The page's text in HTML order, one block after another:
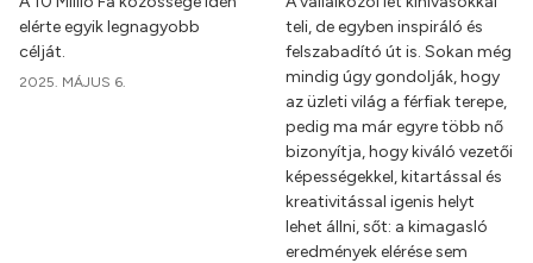
elérte egyik legnagyobb
célját.
2025. MÁJUS 6.
teli, de egyben inspiráló és
felszabadító út is. Sokan még
mindig úgy gondolják, hogy
az üzleti világ a férfiak terepe,
pedig ma már egyre több nő
bizonyítja, hogy kiváló vezetői
képességekkel, kitartással és
kreativitással igenis helyt
lehet állni, sőt: a kimagasló
eredmények elérése sem